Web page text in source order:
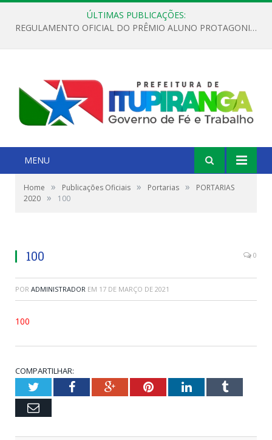
ÚLTIMAS PUBLICAÇÕES:
REGULAMENTO OFICIAL DO PRÊMIO ALUNO PROTAGONISTA – EDIÇÃO 2026
MENU
Home » Publicações Oficiais » Portarias »
PORTARIAS
2020 » 100
100 0
POR ADMINISTRADOR EM 17 DE MARÇO DE 2021
100
COMPARTILHAR:
TwitterFacebookGoogle+PinterestLinkedInTumblr
Email